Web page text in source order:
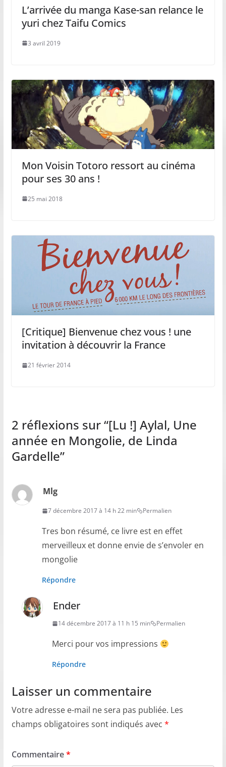
L’arrivée du manga Kase-san relance le
yuri chez Taifu Comics
3 avril 2019
Mon Voisin Totoro ressort au cinéma
pour ses 30 ans !
25 mai 2018
[Critique] Bienvenue chez vous ! une
invitation à découvrir la France
21 février 2014
2 réflexions sur “[Lu !] Aylal, Une
année en Mongolie, de Linda
Gardelle”
Mlg
7 décembre 2017 à 14 h 22 min Permalien
Tres bon résumé, ce livre est en effet
merveilleux et donne envie de s’envoler en
mongolie
Répondre
Ender
14 décembre 2017 à 11 h 15 min Permalien
Merci pour vos impressions
Répondre
Laisser un commentaire
Votre adresse e-mail ne sera pas publiée. Les
champs obligatoires sont indiqués avec *
Commentaire*